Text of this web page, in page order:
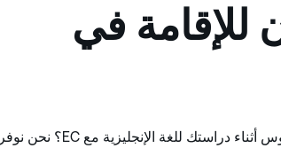
للإقامة في
هل تبحث عن سكن طلابي في لوس أنجلوس أثناء دراستك للغة الإنجليزية مع EC؟ نحن نوفر